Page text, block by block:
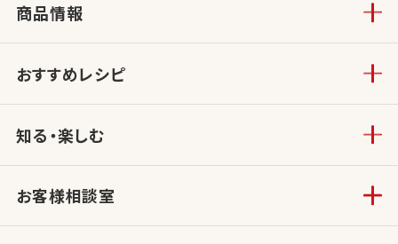
商品情報
おすすめレシピ
知る・楽しむ
お客様相談室